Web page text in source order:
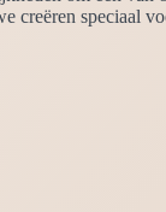
creëren speciaal